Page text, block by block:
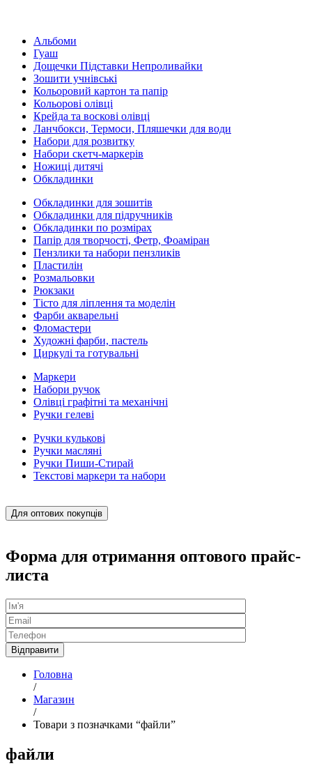
Альбоми
Гуаш
Дощечки Підставки Непроливайки
Зошити учнівські
Кольоровий картон та папір
Кольорові олівці
Крейда та воскові олівці
Ланчбокси, Термоси, Пляшечки для води
Набори для розвитку
Набори скетч-маркерів
Ножиці дитячі
Обкладинки
Обкладинки для зошитів
Обкладинки для підручників
Обкладинки по розмірах
Папір для творчості, Фетр, Фоаміран
Пензлики та набори пензликів
Пластилін
Розмальовки
Рюкзаки
Тісто для ліплення та моделін
Фарби акварельні
Фломастери
Художні фарби, пастель
Циркулі та готувальні
Маркери
Набори ручок
Олівці графітні та механічні
Ручки гелеві
Ручки кулькові
Ручки масляні
Ручки Пиши-Стирай
Текстові маркери та набори
Для оптових покупців
Форма для отримання оптового прайс-
листа
Головна
/
Магазин
/
Товари з позначками “файли”
файли